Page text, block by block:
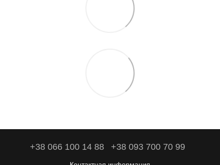
+38 066 100 14 88 +38 093 700 70 99